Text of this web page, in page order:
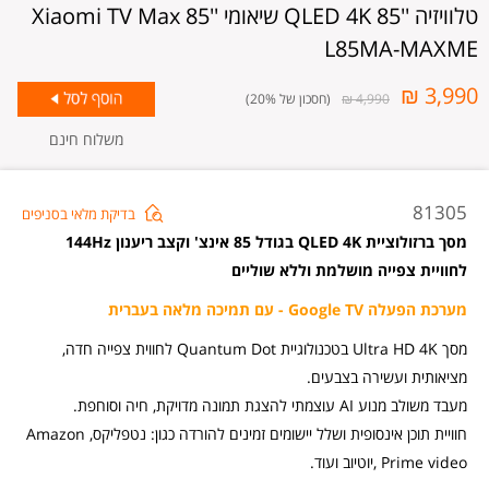
טלוויזיה ''85 QLED 4K שיאומי Xiaomi TV Max 85''
L85MA-MAXME
3,990 ₪
4,990 ₪ (חסכון של 20%)
משלוח חינם
בדיקת מלאי בסניפים 81305
מסך ברזולוציית QLED 4K בגודל 85 אינצ' וקצב ריענון 144Hz
לחוויית צפייה מושלמת וללא שוליים
מערכת הפעלה Google TV - עם תמיכה מלאה בעברית
מסך Ultra HD 4K בטכנולוגיית Quantum Dot לחווית צפייה חדה,
מציאותית ועשירה בצבעים.
מעבד משולב מנוע AI עוצמתי להצגת תמונה מדויקת, חיה וסוחפת.
חוויית תוכן אינסופית ושלל יישומים זמינים להורדה כגון:
נטפליקס, Amazon
Prime video ,יוטיוב ועוד.